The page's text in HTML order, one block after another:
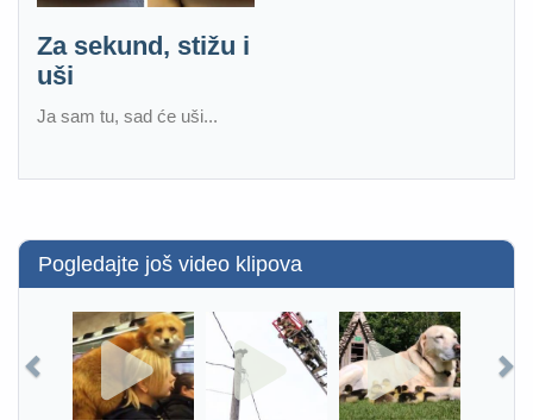
Za sekund, stižu i
uši
Ja sam tu, sad će uši...
Pogledajte još video klipova